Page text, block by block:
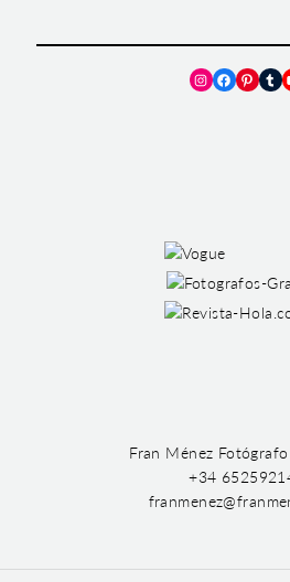
Instagram
Facebook
Fran Ménez
+34